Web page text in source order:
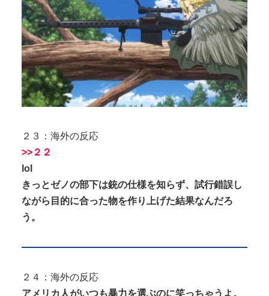
２３：海外の反応
>>２２
lol
きっとゼノの部下は銃の仕様を知らず、試行錯誤し
ながら目的に合った物を作り上げた結果なんだろ
う。
２４：海外の反応
アメリカ人がいつも暴力を選ぶのに笑っちゃうよ。